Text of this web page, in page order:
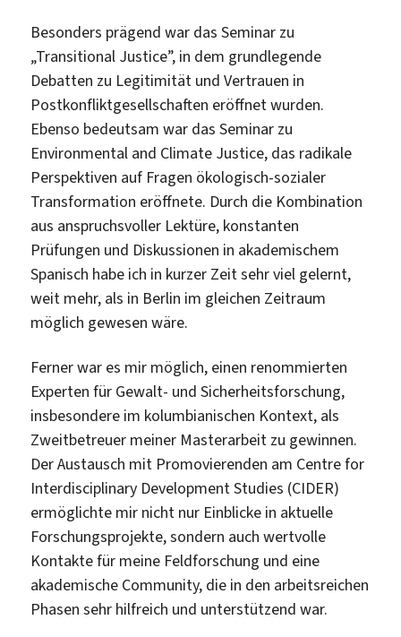
Besonders prägend war das Seminar zu
„Transitional Justice”, in dem grundlegende
Debatten zu Legitimität und Vertrauen in
Postkonfliktgesellschaften eröffnet wurden.
Ebenso bedeutsam war das Seminar zu
Environmental and Climate Justice, das radikale
Perspektiven auf Fragen ökologisch-sozialer
Transformation eröffnete. Durch die Kombination
aus anspruchsvoller Lektüre, konstanten
Prüfungen und Diskussionen in akademischem
Spanisch habe ich in kurzer Zeit sehr viel gelernt,
weit mehr, als in Berlin im gleichen Zeitraum
möglich gewesen wäre.
Ferner war es mir möglich, einen renommierten
Experten für Gewalt- und Sicherheitsforschung,
insbesondere im kolumbianischen Kontext, als
Zweitbetreuer meiner Masterarbeit zu gewinnen.
Der Austausch mit Promovierenden am Centre for
Interdisciplinary Development Studies (CIDER)
ermöglichte mir nicht nur Einblicke in aktuelle
Forschungsprojekte, sondern auch wertvolle
Kontakte für meine Feldforschung und eine
akademische Community, die in den arbeitsreichen
Phasen sehr hilfreich und unterstützend war.